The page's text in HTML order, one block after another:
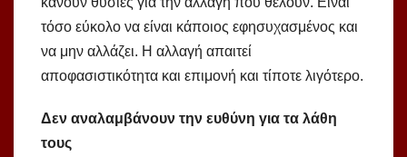
τόσο εύκολο να είναι κάποιος εφησυχασμένος και
να μην αλλάζει. Η αλλαγή απαιτεί
αποφασιστικότητα και επιμονή και τίποτε λιγότερο.
Δεν αναλαμβάνουν την ευθύνη για τα λάθη
τους